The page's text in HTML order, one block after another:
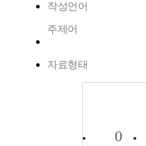
작성언어
주제어
자료형태
0